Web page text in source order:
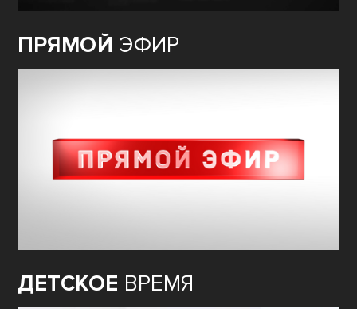
ПРЯМОЙ ЭФИР
ДЕТСКОЕ ВРЕМЯ